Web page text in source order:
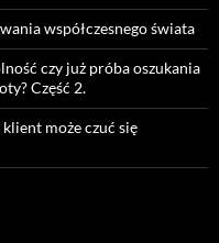
współczesnego świata
czy już próba oszukania
Część 2.
może czuć się